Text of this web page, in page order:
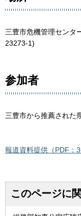
三豊市危機管理センタ
23273-1)
参加者
三豊市から推薦された
報道資料提供（PDF：
このページに